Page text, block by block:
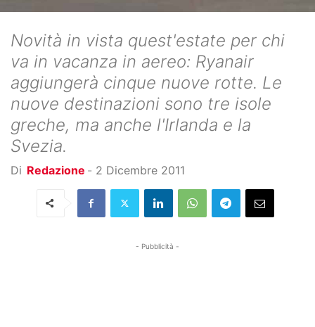
Novità in vista quest'estate per chi
va in vacanza in aereo: Ryanair
aggiungerà cinque nuove rotte. Le
nuove destinazioni sono tre isole
greche, ma anche l'Irlanda e la
Svezia.
Di Redazione - 2 Dicembre 2011
- Pubblicità -